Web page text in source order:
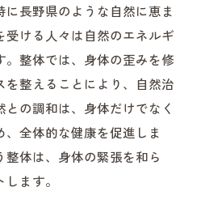
みの改善
る具体的な効果
通点と整体の対応
効性と長期的効果
で生理痛の悩みを根本か
整体の調整方法
長野県のような自然に恵ま
ける人々は自然のエネルギ
整体では、身体の歪みを修
整えることにより、自然治
の調和は、身体だけでなく
全体的な健康を促進しま
体は、身体の緊張を和ら
ます。